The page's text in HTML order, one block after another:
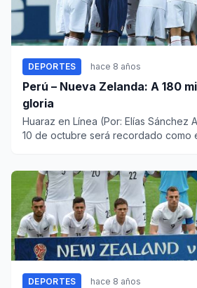
DEPORTES hace 8 años
Perú – Nueva Zelanda: A 180
gloria
Huaraz en Línea (Por: Elías Sánchez
10 de octubre será recordado como
DEPORTES hace 8 años